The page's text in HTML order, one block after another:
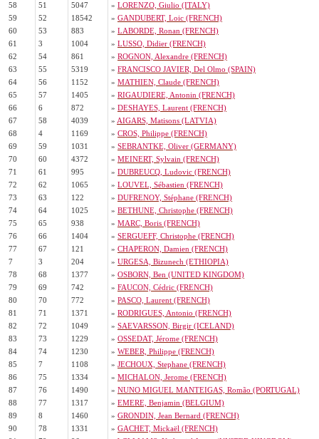
58
51 5047 » LORENZO, Giulio (ITALY)
59
52 18542 » GANDUBERT, Loic (FRENCH)
60
53 883 » LABORDE, Ronan (FRENCH)
61
3 1004 » LUSSO, Didier (FRENCH)
62
54 861 » ROGNON, Alexandre (FRENCH)
63
55 5319 » FRANCISCO JAVIER, Del Olmo (SPAIN)
64
56 1152 » MATHIEN, Claude (FRENCH)
65
57 1405 » RIGAUDIERE, Antonin (FRENCH)
66
6 872 » DESHAYES, Laurent (FRENCH)
67
58 4039 » AIGARS, Matisons (LATVIA)
68
4 1169 » CROS, Philippe (FRENCH)
69
59 1031 » SEBRANTKE, Oliver (GERMANY)
70
60 4372 » MEINERT, Sylvain (FRENCH)
71
61 995 » DUBREUCQ, Ludovic (FRENCH)
72
62 1065 » LOUVEL, Sébastien (FRENCH)
73
63 122 » DUFRENOY, Stéphane (FRENCH)
74
64 1025 » BETHUNE, Christophe (FRENCH)
75
65 938 » MARC, Boris (FRENCH)
76
66 1404 » SERGUEFF, Christophe (FRENCH)
77
67 121 » CHAPERON, Damien (FRENCH)
7
3 204 » URGESA, Bizunech (ETHIOPIA)
78
68 1377 » OSBORN, Ben (UNITED KINGDOM)
79
69 742 » FAUCON, Cédric (FRENCH)
80
70 772 » PASCO, Laurent (FRENCH)
81
71 1371 » RODRIGUES, Antonio (FRENCH)
82
72 1049 » SAEVARSSON, Birgir (ICELAND)
83
73 1229 » OSSEDAT, Jérome (FRENCH)
84
74 1230 » WEBER, Philippe (FRENCH)
85
7 1108 » JECHOUX, Stephane (FRENCH)
86
75 1334 » MICHALON, Jerome (FRENCH)
87
76 1490 » NUNO MIGUEL MANTEIGAS, Romão (PORTUGAL)
88
77 1317 » EMERE, Benjamin (BELGIUM)
89
8 1460 » GRONDIN, Jean Bernard (FRENCH)
90
78 1331 » GACHET, Mickaël (FRENCH)